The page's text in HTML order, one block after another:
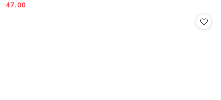
Cena:
47.00